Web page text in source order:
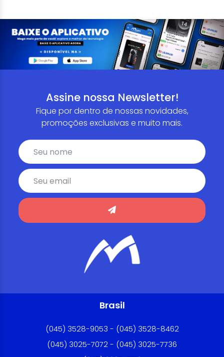
Assine nossa Newsletter!
Fique por dentro de nossas novidades,
promoções exclusivas e muito mais.
Brasil
(045) 3528-9053 - (045) 3528-8462
(045) 3025-7072 - (045) 3025-7736